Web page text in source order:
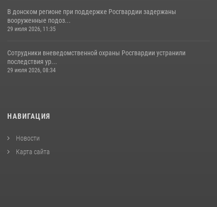
В донском регионе при поддержке Росгвардии задержаны
вооруженные подоз...
29 июля 2026, 11:35
Сотрудники вневедомственной охраны Росгвардии устранили
последствия ур...
29 июля 2026, 08:34
НАВИГАЦИЯ
Новости
Карта сайта